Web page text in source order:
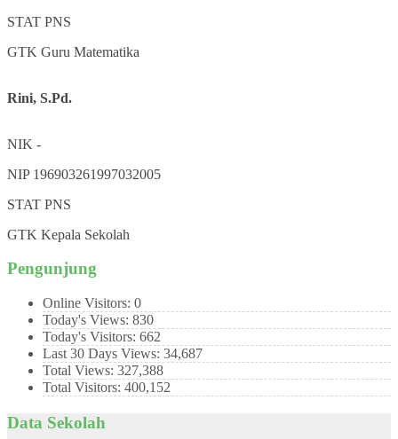
STAT PNS
GTK Guru Matematika
Rini, S.Pd.
NIK -
NIP 196903261997032005
STAT PNS
GTK Kepala Sekolah
Pengunjung
Online Visitors: 0
Today's Views: 830
Today's Visitors: 662
Last 30 Days Views: 34,687
Total Views: 327,388
Total Visitors: 400,152
Data Sekolah